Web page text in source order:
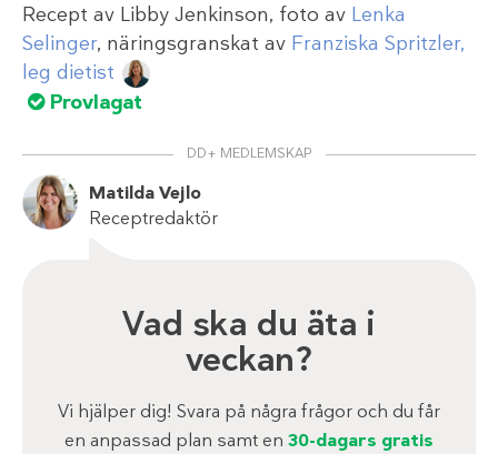
Recept av Libby Jenkinson, foto av Lenka
Selinger, näringsgranskat av Franziska Spritzler,
leg dietist
Provlagat
DD+ MEDLEMSKAP
Matilda Vejlo
Receptredaktör
Vad ska du äta i
veckan?
Vi hjälper dig! Svara på några frågor och du får
en anpassad plan samt en 30-dagars gratis